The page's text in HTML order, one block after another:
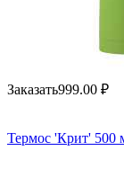
Заказать999.00 ₽
Термос 'Крит' 500